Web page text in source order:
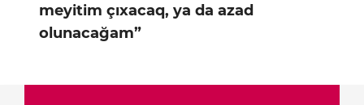
meyitim çıxacaq, ya da azad
olunacağam”